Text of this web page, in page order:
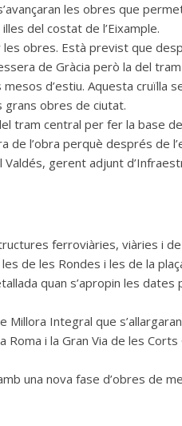
les obres que
del costat de l’Eixample.
obres. Està previst que
de Gràcia però la del
d’estiu. Aquesta cruïlla
grans obres de ciutat.
tram central per fer la base
de l’obra perquè després de
Valdés, gerent adjunt
ferroviàries, viàries i
de les Rondes i les de la
quan s’apropin les dates
Millora Integral que
i la Gran Via de les Corts
una nova fase d’obres de